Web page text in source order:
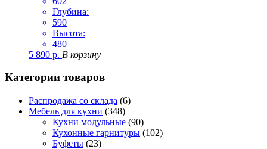
Глубина:
590
Высота:
480
5 890 р. В корзину
Категории товаров
Распродажа со склада (6)
Мебель для кухни (348)
Кухни модульные (90)
Кухонные гарнитуры (102)
Буфеты (23)